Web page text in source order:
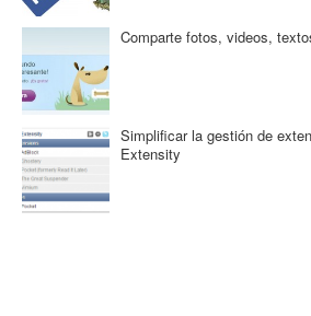
Comparte fotos, videos,
Simplificar la gestión de
Extensity